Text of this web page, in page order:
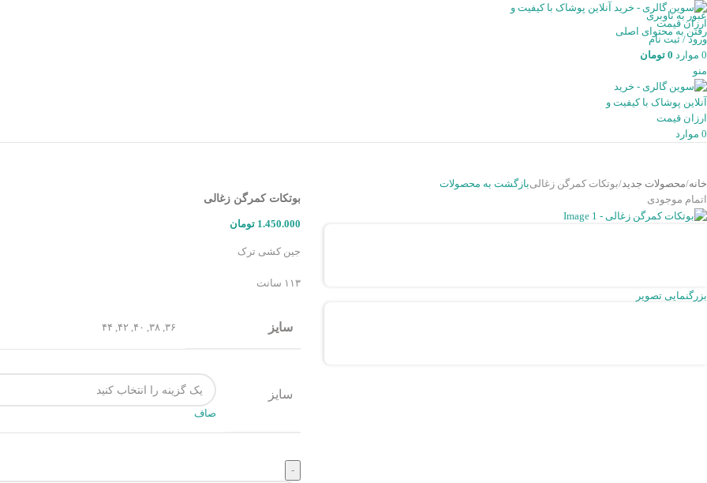
عبور به ناوبری
رفتن به محتوای اصلی
ورود / ثبت نام
0 موارد 0 تومان
منو
0 موارد
خانه محصولات جدید بوتکات کمرگن زغالیبازگشت به محصولات
اتمام موجودی
بزرگنمایی تصویر
بوتکات کمرگن زغالی
1.450.000 تومان
جین کشی ترک
۱۱۳ سانت
سایز ۳۶,۳۸, ۴۰,۴۲, ۴۴
سایز
صاف